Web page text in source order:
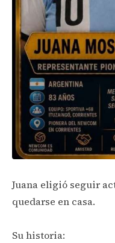
Juana eligió seguir
quedarse en casa.
Su historia: